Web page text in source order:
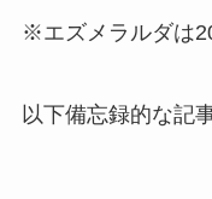
※エズメラルダは
以下備忘録的な記